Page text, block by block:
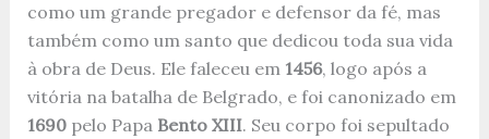
como um grande pregador e defensor da fé, mas
também como um santo que dedicou toda sua vida
à obra de Deus. Ele faleceu em 1456, logo após a
vitória na batalha de Belgrado, e foi canonizado em
1690pelo Papa Bento XIII. Seu corpo foi sepultado